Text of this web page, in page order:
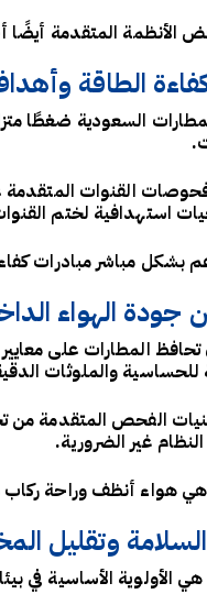
الأنظمة المتقدمة أيضًا
الطاقة
السعودية ضغطًا
القنوات المتقدمة
استهدافية لختم
بشكل مباشر مبادرات
جودة الهواء
المطارات على
للحساسية والملوثات
الفحص المتقدمة من
غير الضرورية.
هي هواء أنظف وراحة
وتقليل
هي الأولوية الأساسية في